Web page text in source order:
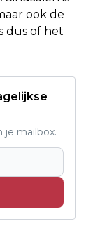
ook de
dus of het
je mailbox.